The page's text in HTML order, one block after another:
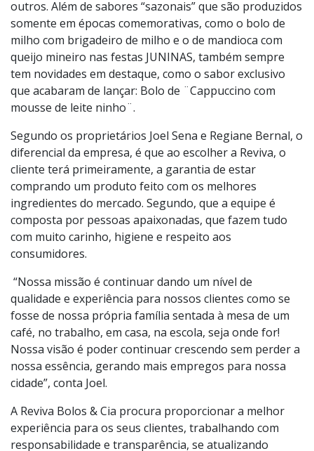
Entre os sabores estão: chocolate, milho cremoso,
cenoura com calda de chocolate, iogurte com limão,
fubá, fubá com requeijão, laranja, mesclado e entre
outros. Além de sabores “sazonais” que são produzidos
somente em épocas comemorativas, como o bolo de
milho com brigadeiro de milho e o de mandioca com
queijo mineiro nas festas JUNINAS, também sempre
que acabaram de lançar: Bolo de ¨Cappuccino com
mousse de leite ninho¨.
Segundo os proprietários Joel Sena e Regiane Bernal, o
diferencial da empresa, é que ao escolher a Reviva, o
cliente terá primeiramente, a garantia de estar
comprando um produto feito com os melhores
ingredientes do mercado. Segundo, que a equipe é
com muito carinho, higiene e respeito aos
consumidores.
“Nossa missão é continuar dando um nível de
qualidade e experiência para nossos clientes como se
fosse de nossa própria família sentada à mesa de um
café, no trabalho, em casa, na escola, seja onde for!
nossa essência, gerando mais empregos para nossa
cidade”, conta Joel.